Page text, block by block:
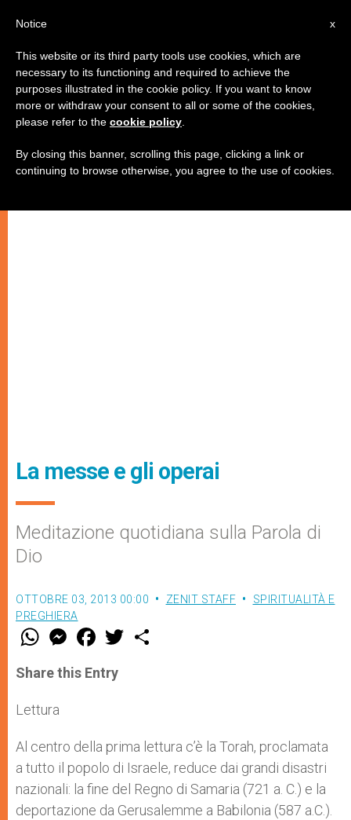
La messe e gli operai
Meditazione quotidiana sulla Parola di
Dio
OTTOBRE 03, 2013 00:00 ZENIT STAFF
SPIRITUALITÀ E
PREGHIERA
W
t
s
p
p
M
e
s
e
F
a
e
b
w
Share this Entry
Lettura
Al centro della prima lettura c’è la Torah, proclamata
a tutto il popolo di Israele, reduce dai grandi disastri
nazionali: la fine del Regno di Samaria (721 a. C.) e la
deportazione da Gerusalemme a Babilonia (587 a.C.).
x
Notice
This website or its third party tools use cookies, which are
necessary to its functioning and required to achieve the
purposes illustrated in the cookie policy. If you want to know
more or withdraw your consent to all or some of the cookies,
please refer to the cookie policy
By closing this banner, scrolling this page, clicking a link or
continuing to browse otherwise, you agree to the use of cookies.